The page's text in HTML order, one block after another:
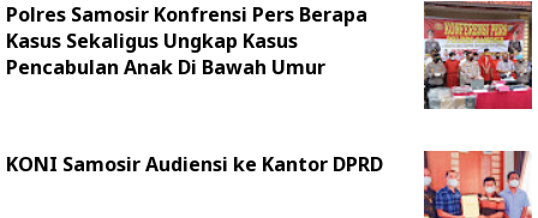
Polres Samosir Konfrensi Pers Berapa
Kasus Sekaligus Ungkap Kasus
Pencabulan Anak Di Bawah Umur
KONI Samosir Audiensi ke Kantor DPRD